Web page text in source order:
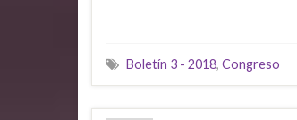
Boletín 3 - 2018, Congreso